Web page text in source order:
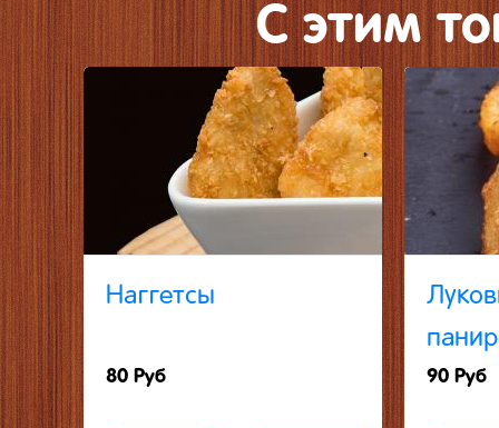
C этим
Наггетсы
80 Руб 90 Руб